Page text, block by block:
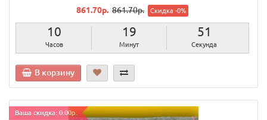
861.70р. 861.70р. Скидка -0%
10
Часов
19
Минут
50
Секунд
В корзину
Ваша скидка: 0.00р.